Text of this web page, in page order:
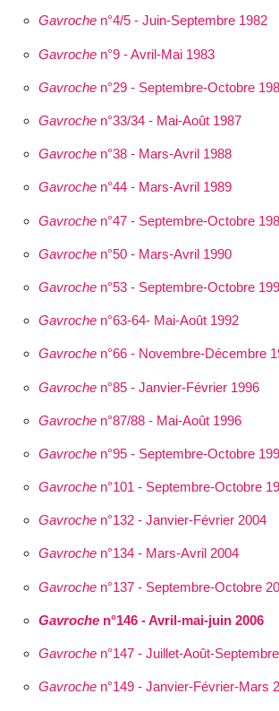
Gavrochen°4/5 - Juin-Septembre 1982
Gavrochen°9 - Avril-Mai 1983
Gavrochen°29 - Septembre-Octobre
Gavrochen°33/34 - Mai-Août 1987
Gavrochen°38 - Mars-Avril 1988
Gavrochen°44 - Mars-Avril 1989
Gavrochen°47 - Septembre-Octobre
Gavrochen°50 - Mars-Avril 1990
Gavrochen°53 - Septembre-Octobre
Gavrochen°63-64- Mai-Août 1992
Gavrochen°66 - Novembre-Décembre
Gavrochen°85 - Janvier-Février 1996
Gavrochen°87/88 - Mai-Août 1996
Gavrochen°95 - Septembre-Octobre
Gavrochen°101 - Septembre-Octobre
Gavrochen°132 - Janvier-Février 2004
Gavrochen°134 - Mars-Avril 2004
Gavrochen°137 - Septembre-Octobre
Gavrochen°146 - Avril-mai-juin 2006
Gavrochen°147 - Juillet-Août-
Gavrochen°149 - Janvier-Février-Mars